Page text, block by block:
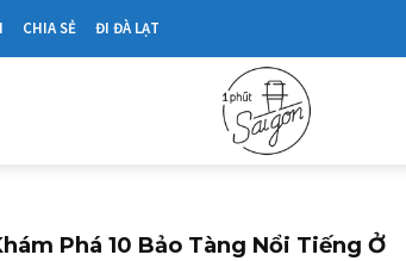
CHIA SẺ ĐI ĐÀ LẠT
Phá 10 Bảo Tàng Nổi Tiếng Ở